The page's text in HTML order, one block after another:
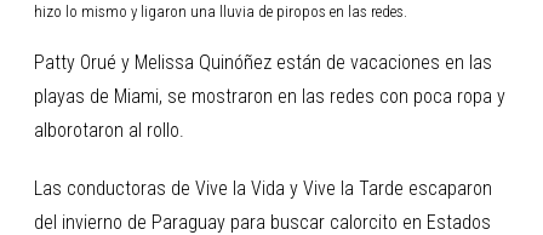
hizo lo mismo y ligaron una lluvia de piropos en las redes.
Patty Orué y Melissa Quinóñez están de vacaciones en las
playas de Miami, se mostraron en las redes con poca ropa y
alborotaron al rollo.
Las conductoras de Vive la Vida y Vive la Tarde escaparon
del invierno de Paraguay para buscar calorcito en Estados